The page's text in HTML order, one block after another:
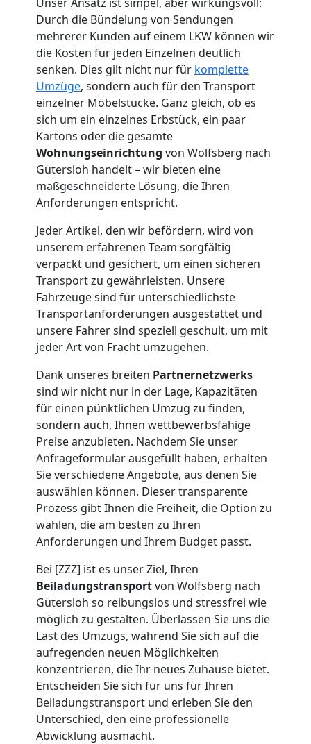
Durch die Bündelung von Sendungen
mehrerer Kunden auf einem LKW können wir
die Kosten für jeden Einzelnen deutlich
senken. Dies gilt nicht nur für komplette
Umzüge, sondern auch für den Transport
einzelner Möbelstücke. Ganz gleich, ob es
sich um ein einzelnes Erbstück, ein paar
Kartons oder die gesamte
Wohnungseinrichtung von Wolfsberg nach
Gütersloh handelt – wir bieten eine
maßgeschneiderte Lösung, die Ihren
Anforderungen entspricht.
Jeder Artikel, den wir befördern, wird von
unserem erfahrenen Team sorgfältig
verpackt und gesichert, um einen sicheren
Transport zu gewährleisten. Unsere
Fahrzeuge sind für unterschiedlichste
Transportanforderungen ausgestattet und
unsere Fahrer sind speziell geschult, um mit
jeder Art von Fracht umzugehen.
Dank unseres breiten Partnernetzwerks
sind wir nicht nur in der Lage, Kapazitäten
für einen pünktlichen Umzug zu finden,
sondern auch, Ihnen wettbewerbsfähige
Preise anzubieten. Nachdem Sie unser
Anfrageformular ausgefüllt haben, erhalten
Sie verschiedene Angebote, aus denen Sie
auswählen können. Dieser transparente
Prozess gibt Ihnen die Freiheit, die Option zu
wählen, die am besten zu Ihren
Anforderungen und Ihrem Budget passt.
Bei [ZZZ] ist es unser Ziel, Ihren
Beiladungstransportvon Wolfsberg nach
Gütersloh so reibungslos und stressfrei wie
möglich zu gestalten. Überlassen Sie uns die
Last des Umzugs, während Sie sich auf die
aufregenden neuen Möglichkeiten
konzentrieren, die Ihr neues Zuhause bietet.
Entscheiden Sie sich für uns für Ihren
Beiladungstransport und erleben Sie den
Unterschied, den eine professionelle
Abwicklung ausmacht.
Wolfsberg
Möbelmontage
Wolfsberg
Möbeltransport
Wolfsberg
Beiladung
Wolfsberg
Mini
Umzug
Wolfsberg
Umzug
Mann
LKW
Wolfsberg
Kunsttransport
Wolfsberg